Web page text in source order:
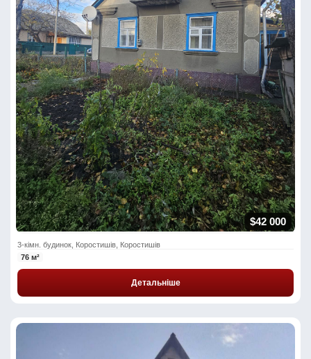
$42 000
3-кімн. будинок, Коростишів, Коростишів
76 м²
Детальніше